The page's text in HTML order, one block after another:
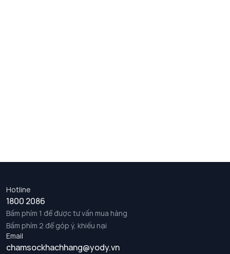
Hotline
1800 2086
Bấm phím 1 để được tư vấn mua hàng
Bấm phím 2 để góp ý, khiếu nại
Email
chamsockhachhang@yody.vn